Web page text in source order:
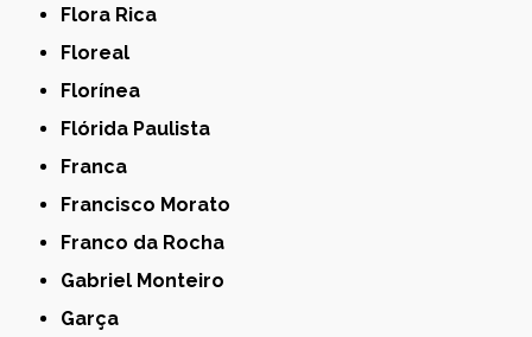
Flora Rica
Floreal
Florínea
Flórida Paulista
Franca
Francisco Morato
Franco da Rocha
Gabriel Monteiro
Garça